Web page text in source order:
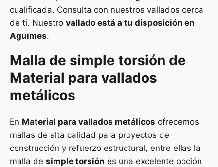
cualificada. Consulta con nuestros vallados cerca
de ti. Nuestro vallado está a tu disposición en
Agüimes.
Malla de simple torsión de
Material para vallados
metálicos
En Material para vallados metálicos ofrecemos
mallas de alta calidad para proyectos de
construcción y refuerzo estructural, entre ellas la
malla de simple torsión es una excelente opción